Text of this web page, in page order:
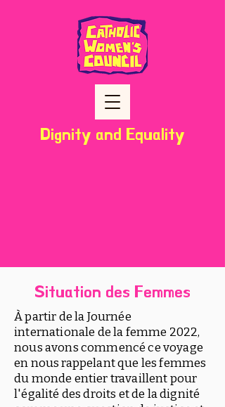
Dignity and Equality
Situation des Femmes
À partir de la Journée
internationale de la femme 2022,
nous avons commencé ce voyage
en nous rappelant que les femmes
du monde entier travaillent pour
l'égalité des droits et de la dignité